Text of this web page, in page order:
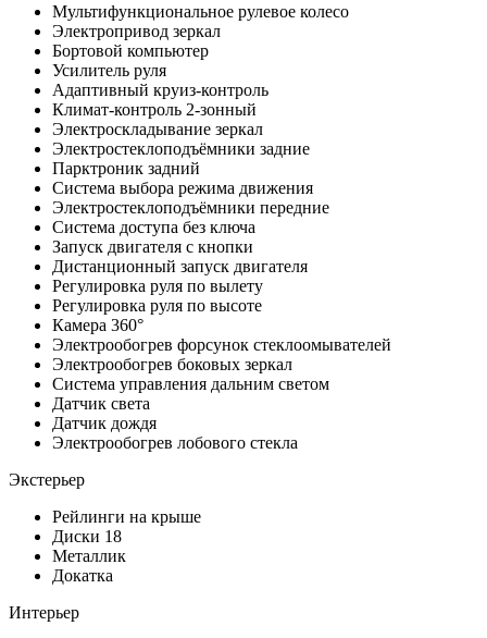
Мультифункциональное рулевое колесо
Электропривод зеркал
Бортовой компьютер
Усилитель руля
Адаптивный круиз-контроль
Климат-контроль 2-зонный
Электроскладывание зеркал
Электростеклоподъёмники задние
Парктроник задний
Система выбора режима движения
Электростеклоподъёмники передние
Система доступа без ключа
Запуск двигателя с кнопки
Дистанционный запуск двигателя
Регулировка руля по вылету
Регулировка руля по высоте
Камера 360°
Электрообогрев форсунок стеклоомывателей
Электрообогрев боковых зеркал
Система управления дальним светом
Датчик света
Датчик дождя
Электрообогрев лобового стекла
Экстерьер
Рейлинги на крыше
Диски 18
Металлик
Докатка
Интерьер